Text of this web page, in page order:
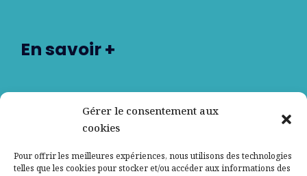
Gérer le consentement aux
cookies
Pour offrir les meilleures expériences, nous utilisons des technologies
telles que les cookies pour stocker et/ou accéder aux informations des
En savoir +
Nos partenaires